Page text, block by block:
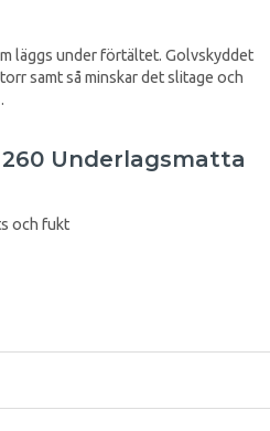
läggs under förtältet. Golvskyddet
samt så minskar det slitage och
Underlagsmatta
och fukt